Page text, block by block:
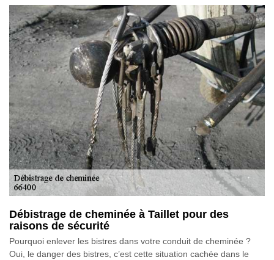
Débistrage de cheminée à Taillet pour des
raisons de sécurité
Pourquoi enlever les bistres dans votre conduit de cheminée ?
Oui, le danger des bistres, c’est cette situation cachée dans le